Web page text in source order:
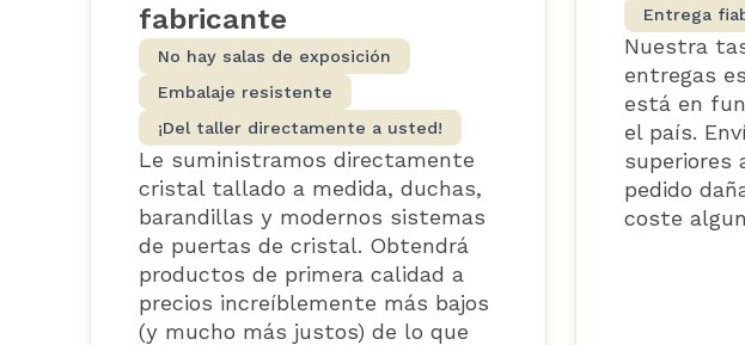
fabricante
No hay salas de exposición
Embalaje resistente
¡Del taller directamente a usted!
Le suministramos directamente
cristal tallado a medida, duchas,
barandillas y modernos sistemas
de puertas de cristal. Obtendrá
productos de primera calidad a
precios increíblemente más bajos
(y mucho más justos) de lo que
Entrega
Nuestra
entregas
está en
el país.
superiores
pedido
coste